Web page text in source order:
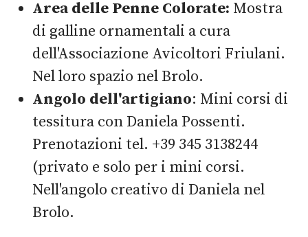
Area delle Penne Colorate: Mostra
di galline ornamentali a cura
dell'Associazione Avicoltori Friulani.
Nel loro spazio nel Brolo.
Angolo dell'artigiano: Mini corsi di
tessitura con Daniela Possenti.
Prenotazioni tel. +39 345 3138244
(privato e solo per i mini corsi.
Nell'angolo creativo di Daniela nel
Brolo.